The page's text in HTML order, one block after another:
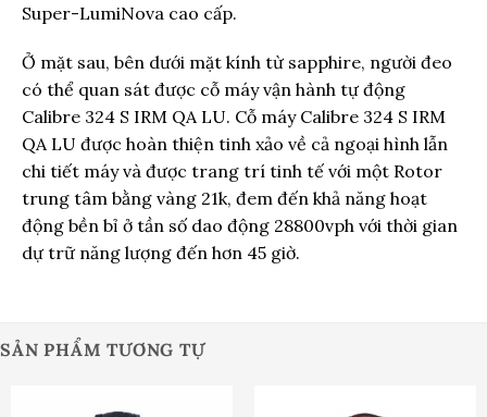
Super-LumiNova cao cấp.
Ở mặt sau, bên dưới mặt kính từ sapphire, người đeo
có thể quan sát được cỗ máy vận hành tự động
Calibre 324 S IRM QA LU. Cỗ máy Calibre 324 S IRM
QA LU được hoàn thiện tinh xảo về cả ngoại hình lẫn
chi tiết máy và được trang trí tinh tế với một Rotor
trung tâm bằng vàng 21k, đem đến khả năng hoạt
động bền bỉ ở tần số dao động 28800vph với thời gian
dự trữ năng lượng đến hơn 45 giờ.
SẢN PHẨM TƯƠNG TỰ